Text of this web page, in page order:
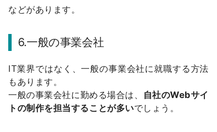
などがあります。
6.一般の事業会社
IT業界ではなく、一般の事業会社に就職する方法
もあります。
一般の事業会社に勤める場合は、
自社のWebサイ
トの制作を担当することが多いでしょう。